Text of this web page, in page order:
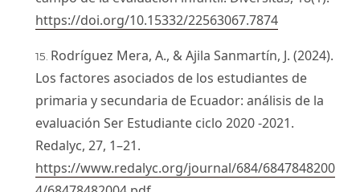
https://doi.org/10.15332/22563067.7874
Rodríguez Mera, A., & Ajila Sanmartín, J. (2024).
Los factores asociados de los estudiantes de
primaria y secundaria de Ecuador: análisis de la
evaluación Ser Estudiante ciclo 2020 -2021.
Redalyc, 27, 1–21.
https://www.redalyc.org/journal/684/6847848200